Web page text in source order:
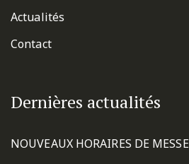
Actualités
Contact
Dernières actualités
NOUVEAUX HORAIRES DE MESSE